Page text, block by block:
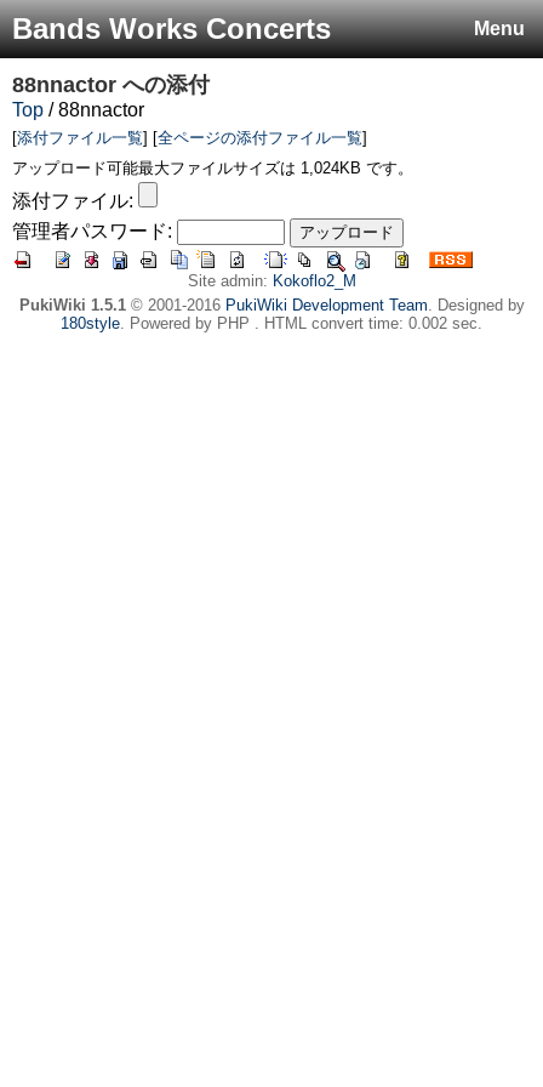
Menu
Bands Works Concerts
88nnactor への添付
Top / 88nnactor
[添付ファイル一覧] [全ページの添付ファイル一覧]
アップロード可能最大ファイルサイズは 1,024KB です。
添付ファイル:
管理者パスワード:
Site admin: Kokoflo2_M
PukiWiki 1.5.1© 2001-2016 PukiWiki Development Team. Designed by
180style. Powered by PHP . HTML convert time: 0.002 sec.